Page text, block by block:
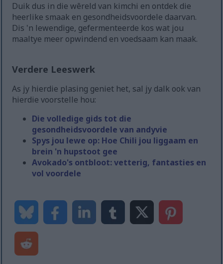
Duik dus in die wêreld van kimchi en ontdek die
heerlike smaak en gesondheidsvoordele daarvan.
Dis 'n lewendige, gefermenteerde kos wat jou
maaltye meer opwindend en voedsaam kan maak.
Verdere Leeswerk
As jy hierdie plasing geniet het, sal jy dalk ook van
hierdie voorstelle hou:
Die volledige gids tot die
gesondheidsvoordele van andyvie
Spys jou lewe op: Hoe Chili jou liggaam en
brein 'n hupstoot gee
Avokado's ontbloot: vetterig, fantasties en
vol voordele